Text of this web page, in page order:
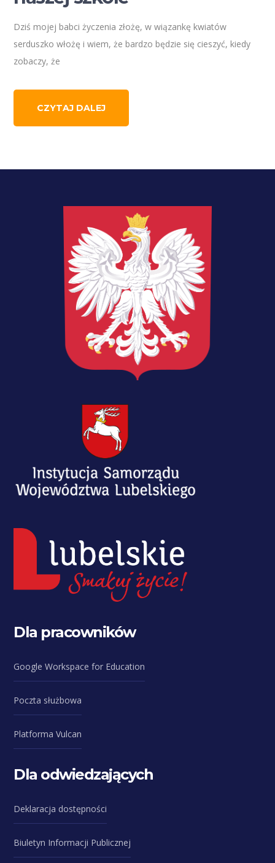
Dziś mojej babci życzenia złożę, w wiązankę kwiatów
serduszko włożę i wiem, że bardzo będzie się cieszyć, kiedy
zobaczy, że
CZYTAJ DALEJ
Dla pracowników
Google Workspace for Education
Poczta służbowa
Platforma Vulcan
Dla odwiedzających
Deklaracja dostępności
Biuletyn Informacji Publicznej